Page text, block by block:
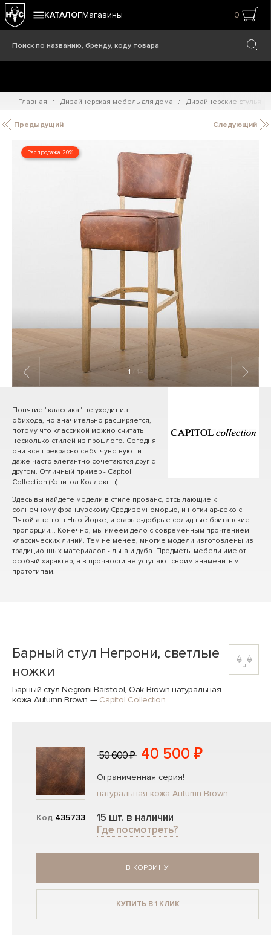
КАТАЛОГМагазины 0
Главная Дизайнерская мебель для дома Дизайнерские стулья
Предыдущий Следующий
Распродажа 20%
1 / 14
Понятие "классика" не уходит из
обихода, но значительно расширяется,
потому что классикой можно считать
несколько стилей из прошлого. Сегодня
они все прекрасно себя чувствуют и
даже часто элегантно сочетаются друг с
другом. Отличный пример - Capitol
Collection (Кэпитол Коллекшн).
Здесь вы найдете модели в стиле прованс, отсылающие к
солнечному французскому Средиземноморью, и нотки ар-деко с
Пятой авеню в Нью Йорке, и старые-добрые солидные британские
пропорции... Конечно, мы имеем дело с современным прочтением
классических линий. Тем не менее, многие модели изготовлены из
традиционных материалов - льна и дуба. Предметы мебели имеют
особый характер, а в прочности не уступают своим знаменитым
прототипам.
Барный стул Негрони, светлые
ножки
Барный стул Negroni Barstool, Oak Brown натуральная
кожа Autumn Brown — Capitol Collection
Код 435733
50 600 ₽ 40 500 ₽
Ограниченная серия!
натуральная кожа Autumn Brown
15 шт. в наличии
Где посмотреть?
В КОРЗИНУ
КУПИТЬ В 1 КЛИК